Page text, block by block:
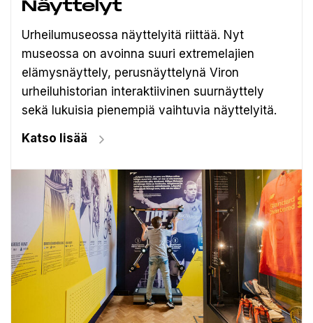
Näyttelyt
Urheilumuseossa näyttelyitä riittää. Nyt
museossa on avoinna suuri extremelajien
elämysnäyttely, perusnäyttelynä Viron
urheiluhistorian interaktiivinen suurnäyttely
sekä lukuisia pienempiä vaihtuvia näyttelyitä.
Katso lisää